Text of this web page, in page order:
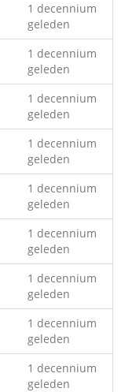
1 decennium
geleden
1 decennium
geleden
1 decennium
geleden
1 decennium
geleden
1 decennium
geleden
1 decennium
geleden
1 decennium
geleden
1 decennium
geleden
1 decennium
geleden